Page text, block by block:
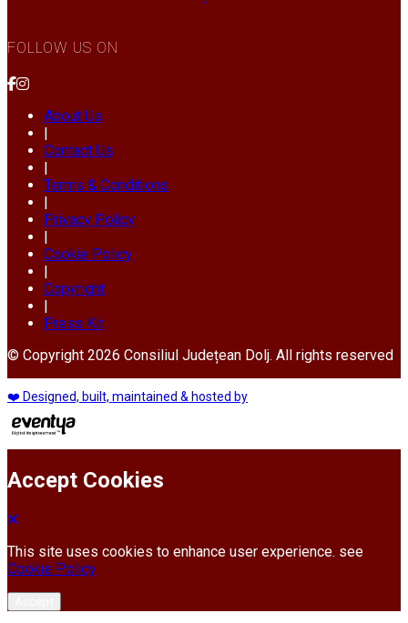
FOLLOW US ON
About Us
|
Contact Us
|
Terms & Conditions
|
Privacy Policy
|
Cookie Policy
|
Copyright
|
Press Kit
© Copyright 2026 Consiliul Județean Dolj. All rights reserved
❤️ Designed, built, maintained & hosted by
Accept Cookies
This site uses cookies to enhance user experience. see
Cookie Policy